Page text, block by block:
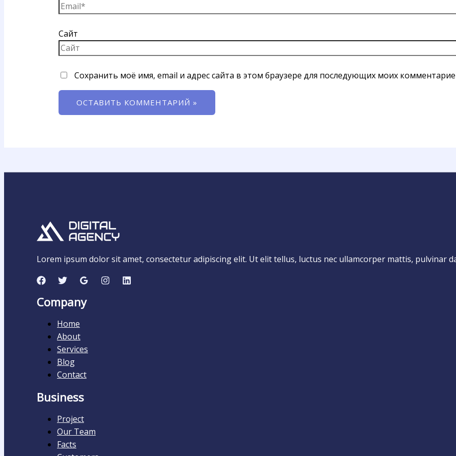
Сайт
Сохранить моё имя, email и адрес сайта в этом браузере для последующих моих
Lorem ipsum dolor sit amet, consectetur adipiscing elit. Ut elit tellus, luctus nec ullamcorper mattis, pulvinar
Company
Home
About
Services
Blog
Contact
Business
Project
Our Team
Facts